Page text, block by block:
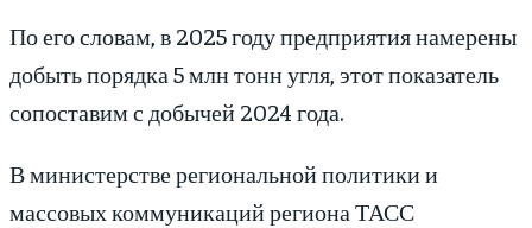
По его словам, в 2025 году предприятия намерены
добыть порядка 5 млн тонн угля, этот показатель
сопоставим с добычей 2024 года.
В министерстве региональной политики и
массовых коммуникаций региона ТАСС